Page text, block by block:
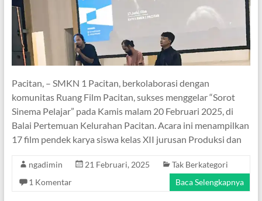
Pacitan, – SMKN 1 Pacitan, berkolaborasi dengan
komunitas Ruang Film Pacitan, sukses menggelar “Sorot
Sinema Pelajar” pada Kamis malam 20 Februari 2025, di
Balai Pertemuan Kelurahan Pacitan. Acara ini menampilkan
17 film pendek karya siswa kelas XII jurusan Produksi dan
ngadimin 21 Februari, 2025
Tak Berkategori
1 Komentar
Baca Selengkapnya